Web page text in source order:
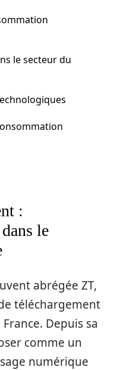
le secteur du
:
le
abrégée ZT,
téléchargement
Depuis sa
comme un
numérique